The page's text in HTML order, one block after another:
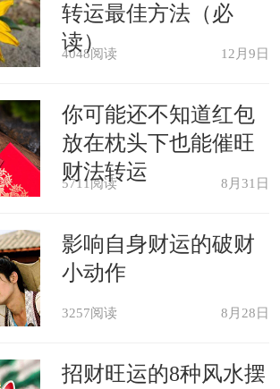
解梦
主富贵。《周公解梦》
，主生玻《周公解梦》
熟肉，大吉。《敦煌本梦
转运最佳方法（必
读）
4048阅读 12月9日
你可能还不知道红包
放在枕头下也能催旺
财法转运
5711阅读 8月31日
影响自身财运的破财
小动作
3257阅读 8月28日
招财旺运的8种风水摆